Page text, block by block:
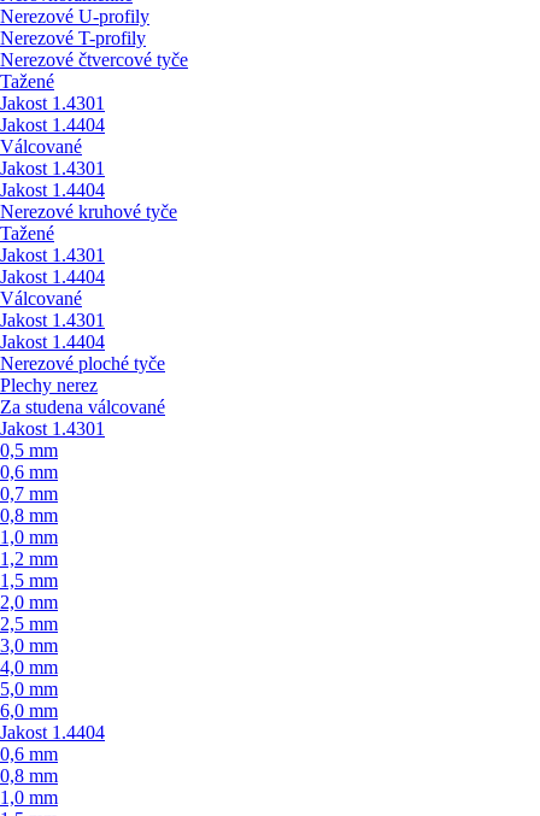
Nerezové U-profily
Nerezové T-profily
Nerezové čtvercové tyče
Tažené
Jakost 1.4301
Jakost 1.4404
Válcované
Jakost 1.4301
Jakost 1.4404
Nerezové kruhové tyče
Tažené
Jakost 1.4301
Jakost 1.4404
Válcované
Jakost 1.4301
Jakost 1.4404
Nerezové ploché tyče
Plechy nerez
Za studena válcované
Jakost 1.4301
0,5 mm
0,6 mm
0,7 mm
0,8 mm
1,0 mm
1,2 mm
1,5 mm
2,0 mm
2,5 mm
3,0 mm
4,0 mm
5,0 mm
6,0 mm
Jakost 1.4404
0,6 mm
0,8 mm
1,0 mm